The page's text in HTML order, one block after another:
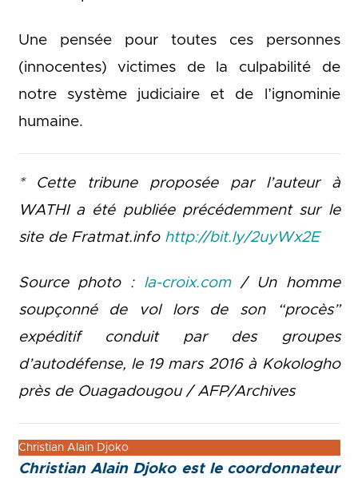
Une pensée pour toutes ces personnes
(innocentes) victimes de la culpabilité de
notre système judiciaire et de l’ignominie
humaine.
* Cette tribune proposée par l’auteur à
WATHI a été publiée précédemment sur le
site de Fratmat.info http://bit.ly/2uyWx2E
Source photo : la-croix.com/ Un homme
soupçonné de vol lors de son “procès”
expéditif conduit par des groupes
d’autodéfense, le 19 mars 2016 à Kokologho
près de Ouagadougou / AFP/Archives
Christian Alain Djoko
Christian Alain Djoko est le coordonnateur